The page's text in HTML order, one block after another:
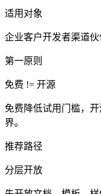
适用对象
企业客户开发者渠道伙
第一原则
免费 != 开源
免费降低试用门槛，
界。
推荐路径
分层开放